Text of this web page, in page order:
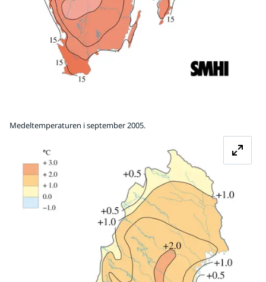
Medeltemperaturen i september 2005.